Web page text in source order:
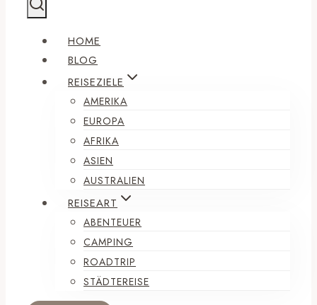
HOME
BLOG
REISEZIELE
AMERIKA
EUROPA
AFRIKA
ASIEN
AUSTRALIEN
REISEART
ABENTEUER
CAMPING
ROADTRIP
STÄDTEREISE